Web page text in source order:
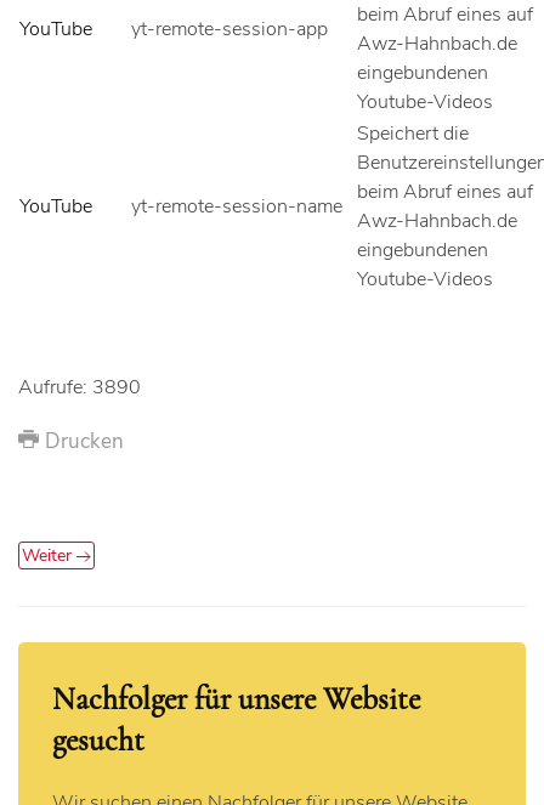
YouTube yt-remote-session-app
beim Abruf eines auf
Awz-Hahnbach.de
eingebundenen
Youtube-Videos
YouTube yt-remote-session-name
Speichert die
beim Abruf eines auf
Awz-Hahnbach.de
eingebundenen
Youtube-Videos
Aufrufe: 3890
Drucken
Weiter
Nachfolger für unsere Website
gesucht